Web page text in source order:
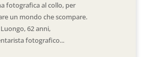
fotografica al collo, per
un mondo che scompare.
62 anni,
fotografico...